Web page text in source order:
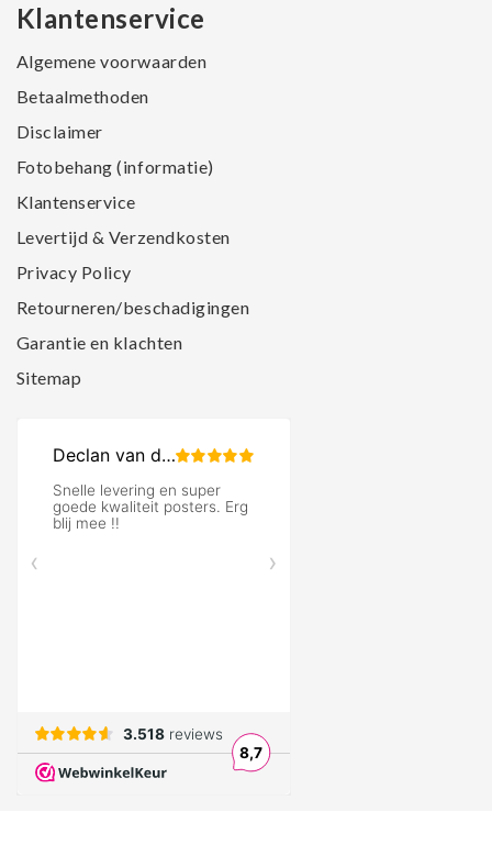
Klantenservice
Algemene voorwaarden
Betaalmethoden
Disclaimer
Fotobehang (informatie)
Klantenservice
Levertijd & Verzendkosten
Privacy Policy
Retourneren/beschadigingen
Garantie en klachten
Sitemap